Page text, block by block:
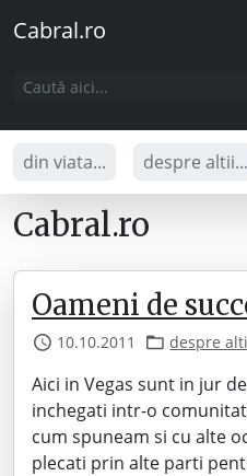
Cabral.ro
din viata... despre altii...
Cabral.ro
Oameni de
10.10.2011 despre
Aici in Vegas sunt in jur
inchegati intr-o
cum spuneam si cu alte
plecati prin alte parti